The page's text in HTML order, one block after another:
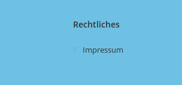
Rechtliches
Impressum